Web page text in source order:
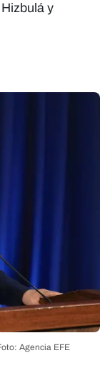
y
Agencia EFE